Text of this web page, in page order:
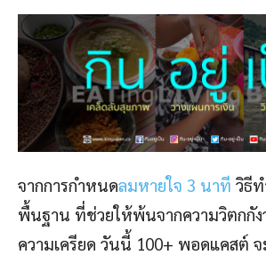
จากการกำหนดลมหายใจ 3 นาที วิธี
พื้นฐาน ที่ช่วยให้พ้นจากความวิตกกัง
ความเครียด วันนี้ 100+ พอดแคสต์ จ